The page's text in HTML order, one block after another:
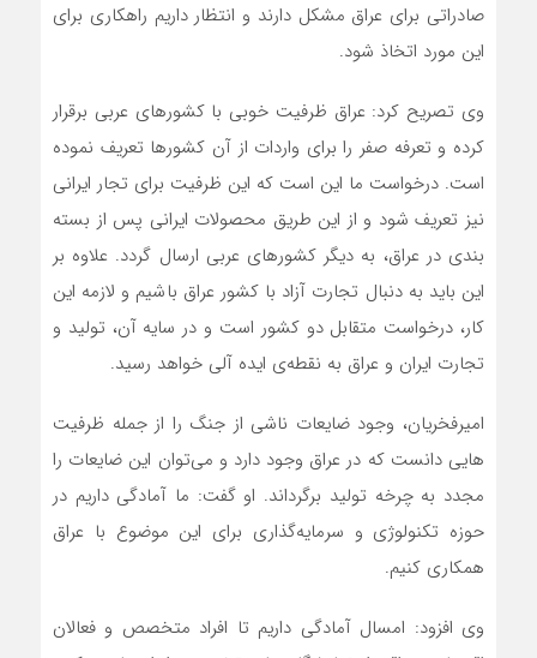
صادراتی برای عراق مشکل دارند و انتظار داریم راهکاری برای
این مورد اتخاذ شود.
وی تصریح کرد: عراق ظرفیت خوبی با کشورهای عربی برقرار
کرده و تعرفه صفر را برای واردات از آن کشورها تعریف نموده
است. درخواست ما این است که این ظرفیت برای تجار ایرانی
نیز تعریف شود و از این طریق محصولات ایرانی پس از بسته
بندی در عراق، به دیگر کشورهای عربی ارسال گردد. علاوه بر
این باید به دنبال تجارت آزاد با کشور عراق باشیم و لازمه این
کار، درخواست متقابل دو کشور است و در سایه آن، تولید و
تجارت ایران و عراق به نقطه‌ی ایده آلی خواهد رسید.
امیرفخریان، وجود ضایعات ناشی از جنگ را از جمله ظرفیت
هایی دانست که در عراق وجود دارد و می‌توان این ضایعات را
مجدد به چرخه تولید برگرداند. او گفت: ما آمادگی داریم در
حوزه تکنولوژی و سرمایه‌گذاری برای این موضوع با عراق
همکاری کنیم.
وی افزود: امسال آمادگی داریم تا افراد متخصص و فعالان